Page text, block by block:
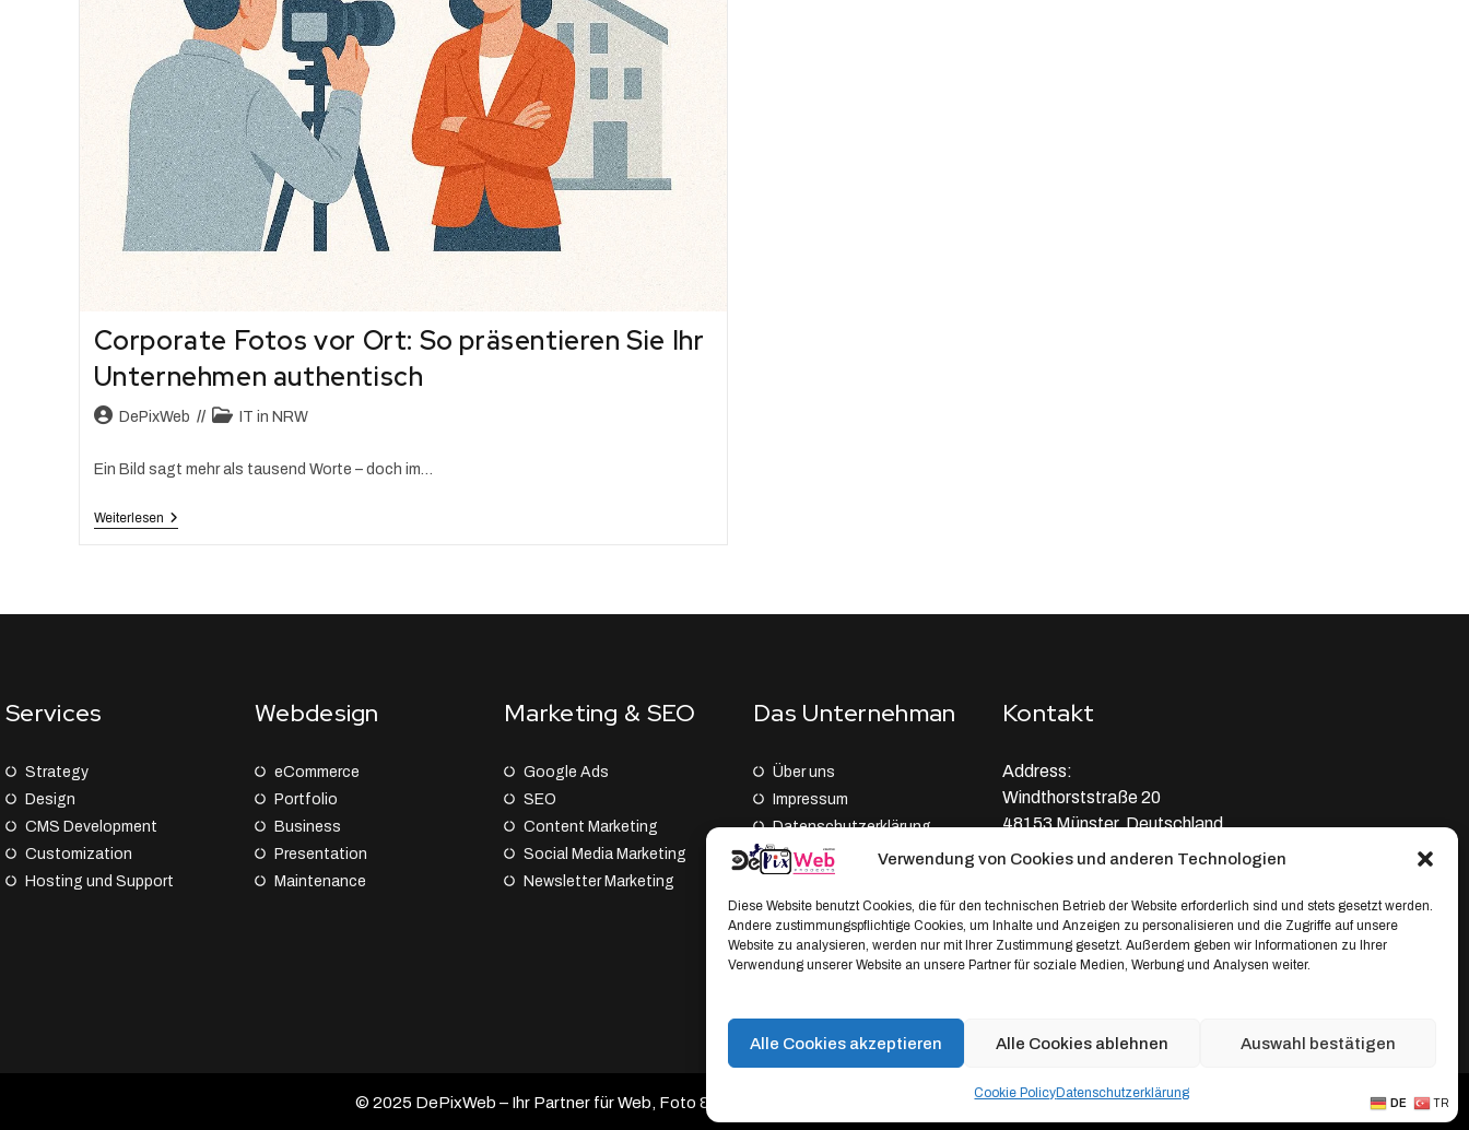
Verwendung von Cookies und anderen Technologien
Diese Website benutzt Cookies, die für den technischen Betrieb der Website erforderlich sind und stets gesetzt werden.
Andere zustimmungspflichtige Cookies, um Inhalte und Anzeigen zu personalisieren und die Zugriffe auf unsere
Website zu analysieren, werden nur mit Ihrer Zustimmung gesetzt. Außerdem geben wir Informationen zu Ihrer
Verwendung unserer Website an unsere Partner für soziale Medien, Werbung und Analysen weiter.
Alle Cookies akzeptieren Alle Cookies ablehnen Auswahl bestätigen
Cookie PolicyDatenschutz­erklärung
Corporate Fotos vor Ort: So präsentieren Sie Ihr
Unternehmen authentisch
DePixWeb IT in NRW
Ein Bild sagt mehr als tausend Worte – doch im…
Weiterlesen
Services
Strategy
Design
CMS Development
Customization
Hosting und Support
Webdesign
eCommerce
Portfolio
Business
Presentation
Maintenance
Marketing & SEO
Google Ads
SEO
Content Marketing
Social Media Marketing
Newsletter Marketing
Das Unternehman
Über uns
Impressum
Datenschutz­erklärung
AGB
Kontakt
Address:
Windthorststraße 20
48153 Münster, Deutschland
+4917664335685
Email
service@depixweb.de
© 2025 DePixWeb – Ihr Partner für Web, Foto & Branding. Developed by DePixWeb Creative Projects DE TR